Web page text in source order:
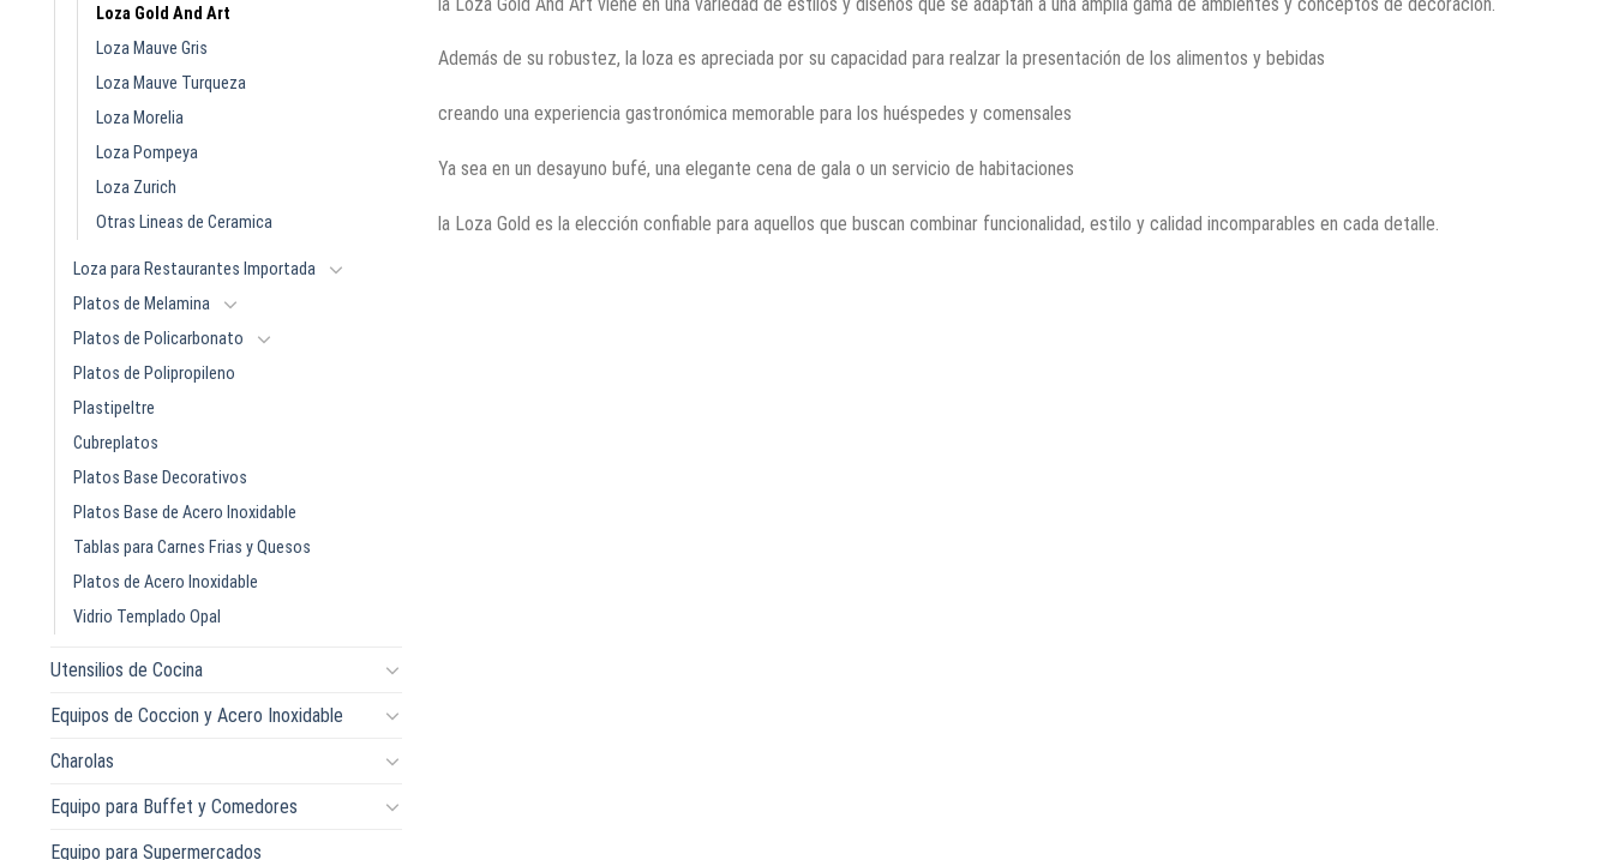
Loza Gold And Art
Loza Mauve Gris
Loza Mauve Turqueza
Loza Morelia
Loza Pompeya
Loza Zurich
Otras Lineas de Ceramica
Loza para Restaurantes Importada
Platos de Melamina
Platos de Policarbonato
Platos de Polipropileno
Plastipeltre
Cubreplatos
Platos Base Decorativos
Platos Base de Acero Inoxidable
Tablas para Carnes Frias y Quesos
Platos de Acero Inoxidable
Vidrio Templado Opal
Utensilios de Cocina
Equipos de Coccion y Acero Inoxidable
Charolas
Equipo para Buffet y Comedores
Equipo para Supermercados
Además de su robustez, la loza es apreciada por su capacidad para realzar la presentación de los alimentos y bebidas
creando una experiencia gastronómica memorable para los huéspedes y comensales
Ya sea en un desayuno bufé, una elegante cena de gala o un servicio de habitaciones
la Loza Gold es la elección confiable para aquellos que buscan combinar funcionalidad, estilo y calidad incomparables en cada detalle.